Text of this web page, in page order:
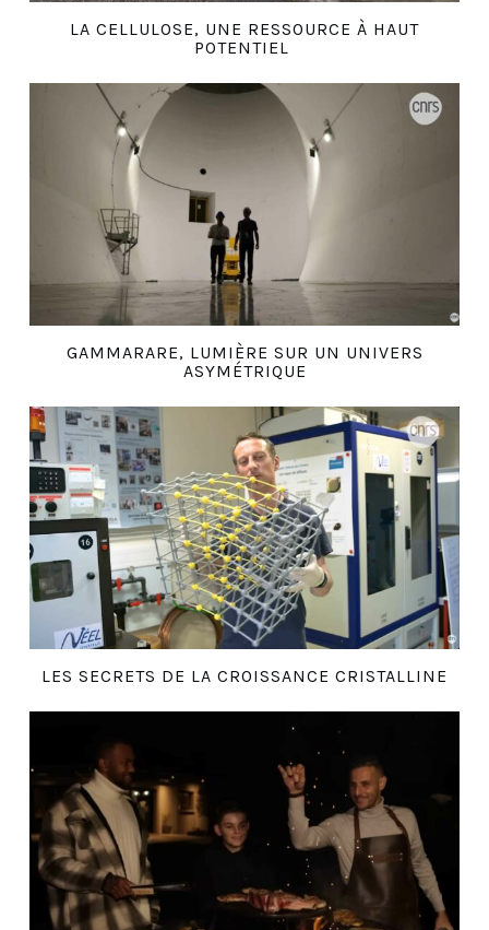
LA CELLULOSE, UNE RESSOURCE À HAUT
POTENTIEL
GAMMARARE, LUMIÈRE SUR UN UNIVERS
ASYMÉTRIQUE
LES SECRETS DE LA CROISSANCE CRISTALLINE